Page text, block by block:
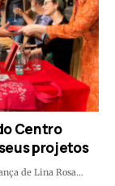
Centro
projetos
de Lina Rosa…